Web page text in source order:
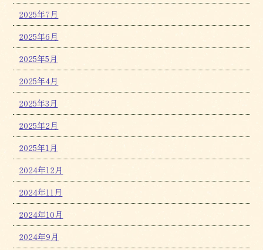
2025年7月
2025年6月
2025年5月
2025年4月
2025年3月
2025年2月
2025年1月
2024年12月
2024年11月
2024年10月
2024年9月